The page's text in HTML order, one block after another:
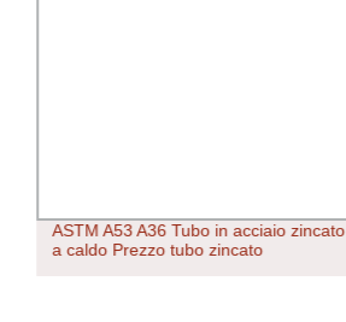
ASTM A53 A36 Tubo in acciaio zincato
a caldo Prezzo tubo zincato